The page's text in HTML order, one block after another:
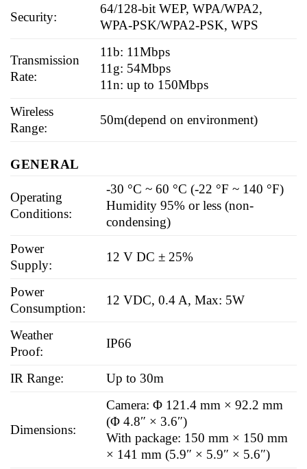
Security:
64/128-bit WEP, WPA/WPA2,
WPA-PSK/WPA2-PSK, WPS
Transmission
Rate:
11b: 11Mbps
11g: 54Mbps
11n: up to 150Mbps
Wireless
Range:
50m(depend on environment)
GENERAL
Operating
Conditions:
-30 °C ~ 60 °C (-22 °F ~ 140 °F)
Humidity 95% or less (non-
condensing)
Power
Supply:
12 V DC ± 25%
Power
Consumption:
12 VDC, 0.4 A, Max: 5W
Weather
Proof:
IP66
IR Range: Up to 30m
Dimensions:
Camera: Φ 121.4 mm × 92.2 mm
(Φ 4.8″ × 3.6″)
With package: 150 mm × 150 mm
× 141 mm (5.9″ × 5.9″ × 5.6″)